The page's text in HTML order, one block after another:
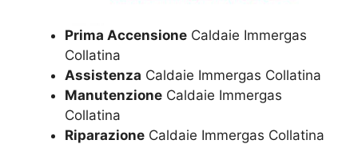
Prima Accensione Caldaie Immergas
Collatina
Assistenza Caldaie Immergas Collatina
Manutenzione Caldaie Immergas
Collatina
Riparazione Caldaie Immergas Collatina